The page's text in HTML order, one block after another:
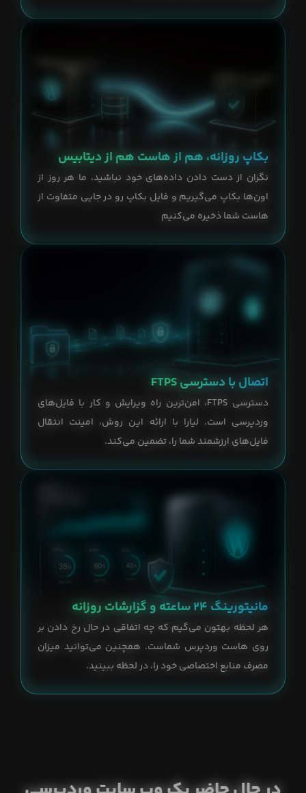
بکاپ روزانه، هم از هاست هم از دیتابیس
نگران از دست دادن داده‌های خود نباشید، ما هر روز از
اون‌ها بکاپ ‌می‌گیریم و فایل بکاپ رو در جایی متفاوت از
هاست شما ذخیره می‌کنیم
اتصال با دسترسی FTPS
دسترسی FTPS، امن‌ترین راه ویرایش و کار با فایل‌های
وردپرسی است. لیارا با ارائه این روش، امینت انتقال
فایل‌های ارزشمند شما را، تضمین می‌کند.
مانیتورینگ ۲۴ ساعته و گزارشات روزانه
هر لحظه بهتون می‌گیم که چه اتفاقی در حال رخ دادن بر
روی هاست وردپرس شماست. همچنین می‌توانید میزان
مصرف منابع اختصاصی خود را، در لحظه ببینید.